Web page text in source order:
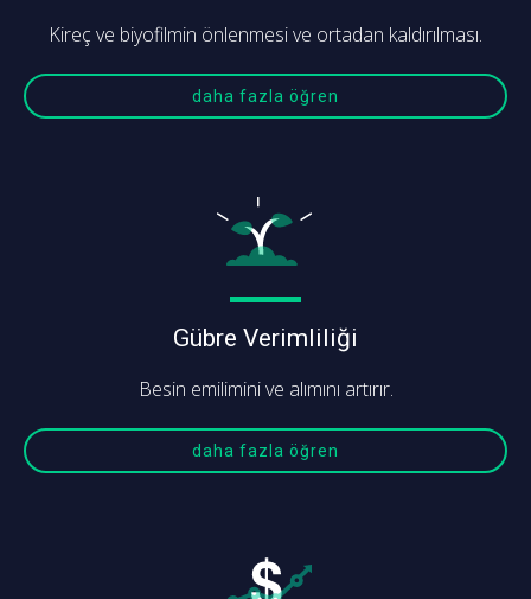
Kireç ve biyofilmin önlenmesi ve ortadan kaldırılması.
daha fazla öğren
Gübre Verimliliği
Besin emilimini ve alımını artırır.
daha fazla öğren